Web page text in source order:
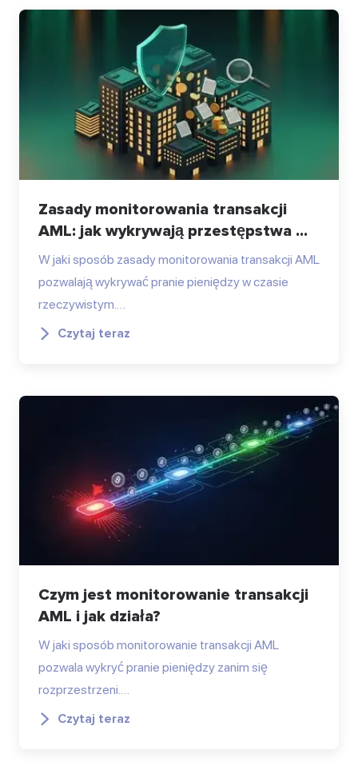
Zasady monitorowania transakcji
AML: jak wykrywają przestępstwa ...
W jaki sposób zasady monitorowania transakcji AML
pozwalają wykrywać pranie pieniędzy w czasie
rzeczywistym.…
Czytaj teraz
Czym jest monitorowanie transakcji
AML i jak działa?
W jaki sposób monitorowanie transakcji AML
pozwala wykryć pranie pieniędzy zanim się
rozprzestrzeni.…
Czytaj teraz